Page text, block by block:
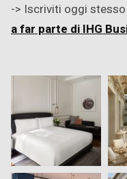
-> Iscriviti oggi
a far parte di IHG